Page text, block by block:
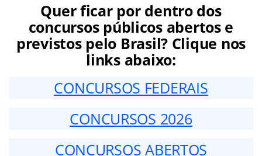
Quer ficar por dentro dos
concursos públicos abertos e
previstos pelo Brasil? Clique nos
links abaixo:
CONCURSOS FEDERAIS
CONCURSOS 2026
CONCURSOS ABERTOS